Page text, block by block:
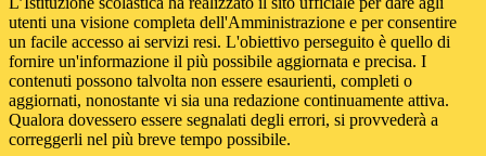
utenti una visione completa dell'Amministrazione e per consentire
un facile accesso ai servizi resi. L'obiettivo perseguito è quello di
fornire un'informazione il più possibile aggiornata e precisa. I
contenuti possono talvolta non essere esaurienti, completi o
aggiornati, nonostante vi sia una redazione continuamente attiva.
Qualora dovessero essere segnalati degli errori, si provvederà a
correggerli nel più breve tempo possibile.